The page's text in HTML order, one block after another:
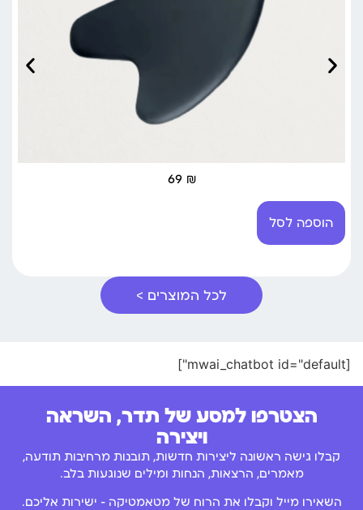
69 ₪
הוספה לסל
לכל המוצרים >
[mwai_chatbot id="default"]
הצטרפו למסע של תדר, השראה
ויצירה
קבלו גישה ראשונה ליצירות חדשות, תובנות מרחיבות תודעה,
מאמרים, הרצאות, הנחות ומילים שנוגעות בלב.
השאירו מייל וקבלו את הרוח של מטאמטיקה – ישירות אליכם.